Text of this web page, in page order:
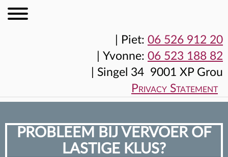
Piet: 06 526 912 20
Yvonne: 06 523 188 82
Singel 34 9001 XP Grou
Privacy Statement
PROBLEEM BIJ VERVOER OF
LASTIGE KLUS?